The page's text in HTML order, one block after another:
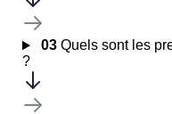
03Quels sont les
?